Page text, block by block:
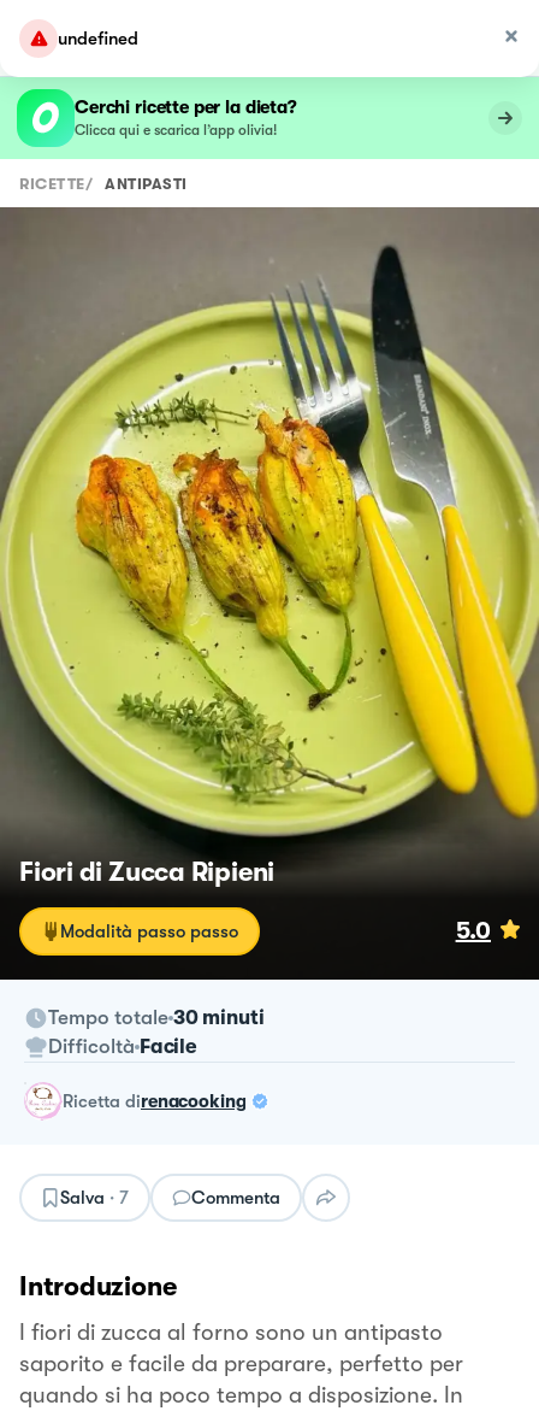
undefined
Cerchi ricette per la dieta?
Clicca qui e scarica l’app olivia!
RICETTE/ ANTIPASTI
Fiori di Zucca Ripieni
Modalità passo passo 5.0
Tempo totale 30 minuti
Difficoltà Facile
ricetta direnacooking
Salva · 7 Commenta
Introduzione
I fiori di zucca al forno sono un antipasto
saporito e facile da preparare, perfetto per
quando si ha poco tempo a disposizione. In